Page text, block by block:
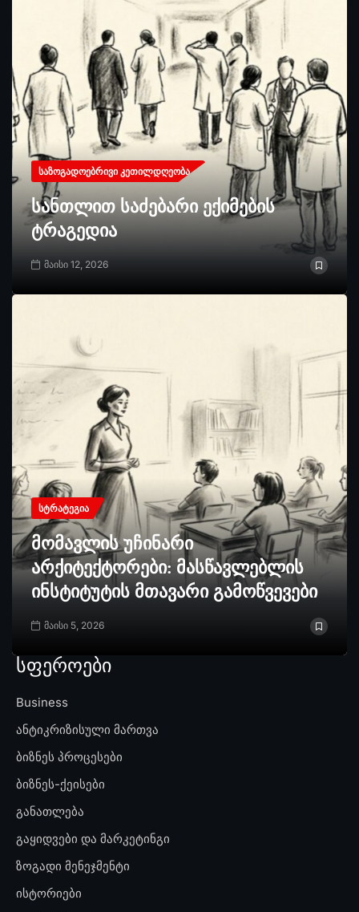
ᲡᲐᲖᲝᲒᲐᲓᲝᲔᲑᲠᲘᲕᲘ ᲙᲔᲗᲘᲚᲓᲦᲔᲝᲑᲐ
სანთლით საძებარი ექიმების
ტრაგედია
მაისი 12, 2026
ᲡᲢᲠᲐᲢᲔᲒᲘᲐ
მომავლის უჩინარი
არქიტექტორები: მასწავლებლის
ინსტიტუტის მთავარი გამოწვევები
მაისი 5, 2026
სფეროები
Business
ანტიკრიზისული მართვა
ბიზნეს პროცესები
ბიზნეს-ქეისები
განათლება
გაყიდვები და მარკეტინგი
ზოგადი მენეჯმენტი
ისტორიები